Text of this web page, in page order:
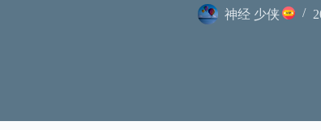
神经 少侠